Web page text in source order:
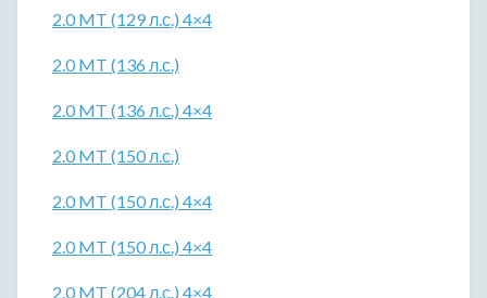
2.0 MT (129 л.с.) 4×4
2.0 MT (136 л.с.)
2.0 MT (136 л.с.) 4×4
2.0 MT (150 л.с.)
2.0 MT (150 л.с.) 4×4
2.0 MT (150 л.с.) 4×4
2.0 MT (204 л.с.) 4×4